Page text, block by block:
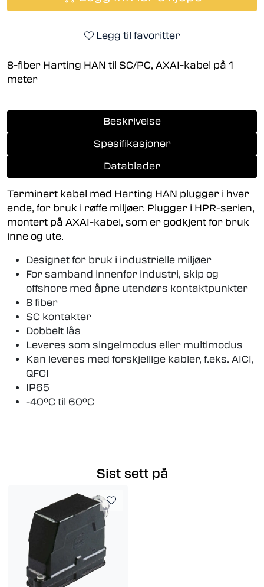
Legg til favoritter
8-fiber Harting HAN til SC/PC, AXAI-kabel på 1
meter
Beskrivelse
Spesifikasjoner
Datablader
Terminert kabel med Harting HAN plugger i hver
ende, for bruk i røffe miljøer. Plugger i HPR-serien,
montert på AXAI-kabel, som er godkjent for bruk
inne og ute.
Designet for bruk i industrielle miljøer
For samband innenfor industri, skip og
offshore med åpne utendørs kontaktpunkter
8 fiber
SC kontakter
Dobbelt lås
Leveres som singelmodus eller multimodus
Kan leveres med forskjellige kabler, f.eks. AICI,
QFCI
IP65
-40ºC til 60ºC
Sist sett på